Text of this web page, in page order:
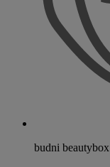
budni beautybox